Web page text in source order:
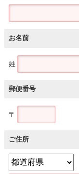
お名前
姓
郵便番号
〒
ご住所